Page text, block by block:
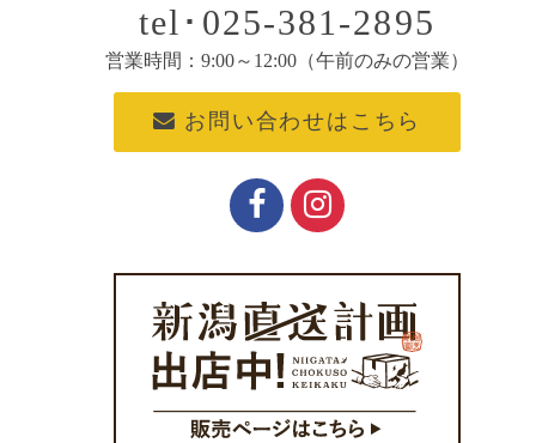
tel･025-381-2895
営業時間：9:00～12:00（午前のみの営業）
お問い合わせはこちら